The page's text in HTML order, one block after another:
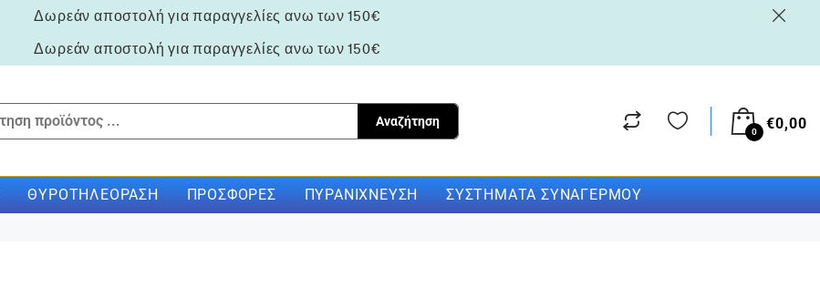
Δωρεάν αποστολή για παραγγελίες ανω των 150€
Δωρεάν αποστολή για παραγγελίες ανω των 150€
Αναζήτηση
0 €0,00
ΘΥΡΟΤΗΛΕΌΡΑΣΗ ΠΡΟΣΦΟΡΈΣ ΠΥΡΑΝΊΧΝΕΥΣΗ ΣΥΣΤΉΜΑΤΑ ΣΥΝΑΓΕΡΜΟΎ